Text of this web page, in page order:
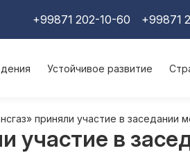
+99871 202-10-60 +99871
Устойчивое развитие
приняли участие в заседании
участие в